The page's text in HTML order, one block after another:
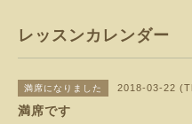
レッスンカレンダー
満席になりました 2018-03-22
満席です